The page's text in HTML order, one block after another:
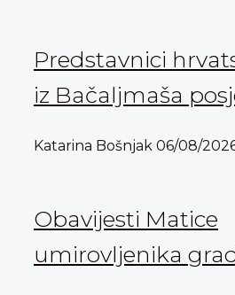
Predstavnici
iz Bačaljmaša
Katarina Bošnjak 06/08/
Obavijesti Matice
umirovljenika